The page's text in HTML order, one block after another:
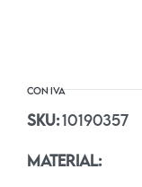
SKU:10190357
MATERIAL: